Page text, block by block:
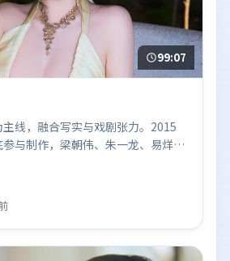
99:07
线，融合写实与戏剧张力。2015
与制作，梁朝伟、朱一龙、易烊千
演，影像风格统一，配乐与剪辑强